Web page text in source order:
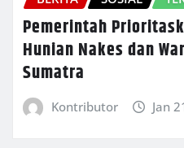
Pemerintah
Hunian Nakes dan
Sumatra
Kontributor Jan